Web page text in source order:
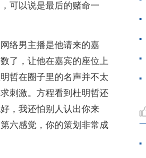
可以说是最后的赌命一
络男主播是他请来的嘉
了，让他在嘉宾的座位上
哲在圈子里的名声并不太
刺激。方程看到杜明哲还
，我还怕别人认出你来
六感觉，你的策划非常成